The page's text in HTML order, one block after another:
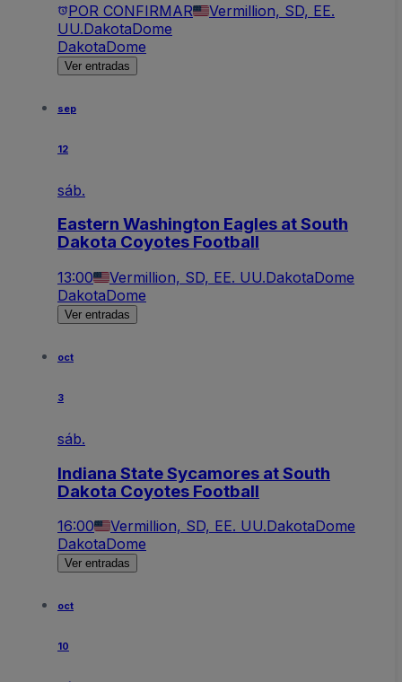
POR CONFIRMAR
Vermillion, SD, EE.
UU.DakotaDome
DakotaDome
Ver entradas
sep
12
sáb.
Eastern Washington Eagles at South
Dakota Coyotes Football
13:00 Vermillion, SD, EE. UU.DakotaDome
DakotaDome
Ver entradas
oct
3
sáb.
Indiana State Sycamores at South
Dakota Coyotes Football
16:00 Vermillion, SD, EE. UU.DakotaDome
DakotaDome
Ver entradas
oct
10